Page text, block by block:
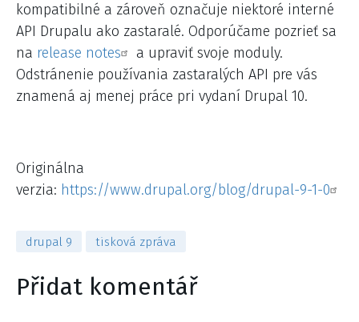
kompatibilné a zároveň označuje niektoré interné
API Drupalu ako zastaralé. Odporúčame pozrieť sa
na release notes
a upraviť svoje moduly.
Odstránenie používania zastaralých API pre vás
znamená aj menej práce pri vydaní Drupal 10.
Originálna
verzia: https://www.drupal.org/blog/drupal-9-1-0
drupal 9 tisková zpráva
Přidat komentář